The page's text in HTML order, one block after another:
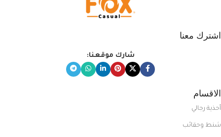
اشترك معنا
شارك موقعنا:
الاقسام
أحذية رجالي
شنط وحقائب